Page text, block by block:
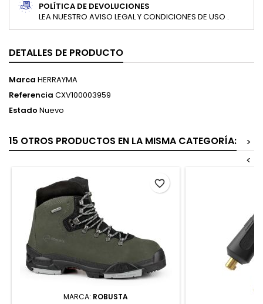
POLÍTICA DE DEVOLUCIONES
LEA NUESTRO AVISO LEGAL Y CONDICIONES DE USO .
DETALLES DE PRODUCTO
Marca HERRAYMA
Referencia CXV100003959
Estado Nuevo
15 OTROS PRODUCTOS EN LA MISMA CATEGORÍA:
>
<
MARCA: ROBUSTA
favorite_border